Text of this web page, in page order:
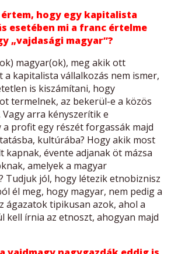
értem, hogy egy kapitalista
esetében mi a franc értelme
„vajdasági magyar”?
magyar(ok), meg akik ott
a kapitalista vállalkozás nem ismer,
is kiszámítani, hogy
termelnek, az bekerül-e a közös
arra kényszerítik e
profit egy részét forgassák majd
kultúrába? Hogy akik most
kapnak, évente adjanak öt mázsa
amelyek a magyar
Tudjuk jól, hogy létezik etnobiznisz
él meg, hogy magyar, nem pedig a
ágazatok tipikusan azok, ahol a
kell írnia az etnoszt, ahogyan majd